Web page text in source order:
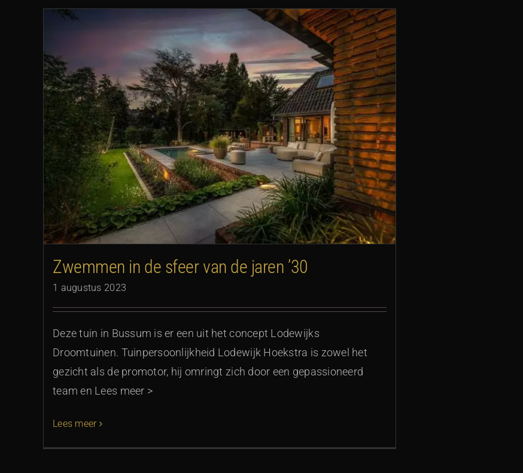
Zwemmen in de sfeer van de jaren ’30
1 augustus 2023
Deze tuin in Bussum is er een uit het concept Lodewijks
Droomtuinen. Tuinpersoonlijkheid Lodewijk Hoekstra is zowel het
gezicht als de promotor, hij omringt zich door een gepassioneerd
team en Lees meer >
Lees meer